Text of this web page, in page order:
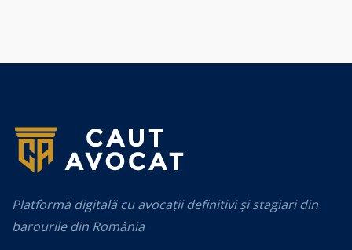
Platformă digitală cu avocații definitivi și stagiari din
barourile din România